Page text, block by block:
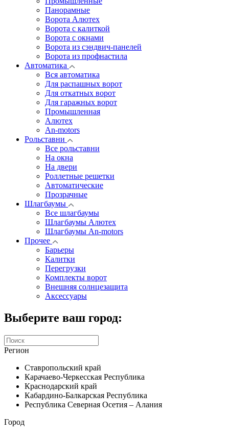
Панорамные
Ворота Алютех
Ворота с калиткой
Ворота c окнами
Ворота из сэндвич-панелей
Ворота из профнастила
Автоматика
Вся автоматика
Для распашных ворот
Для откатных ворот
Для гаражных ворот
Промышленная
Алютех
An-motors
Рольставни
Все рольставни
На окна
На двери
Роллетные решетки
Автоматические
Прозрачные
Шлагбаумы
Все шлагбаумы
Шлагбаумы Алютех
Шлагбаумы An-motors
Прочее
Барьеры
Калитки
Перегрузки
Комплекты ворот
Внешняя солнцезащита
Аксессуары
Выберите ваш город:
Регион
Ставропольский край
Карачаево-Черкесская Республика
Краснодарский край
Кабардино-Балкарская Республика
Республика Северная Осетия – Алания
Город